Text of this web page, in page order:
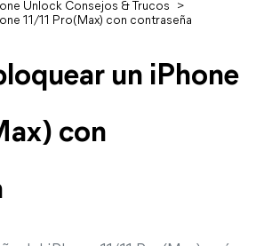
Unlock Consejos & Trucos
>
11/11 Pro(Max) con contraseña
un iPhone
con